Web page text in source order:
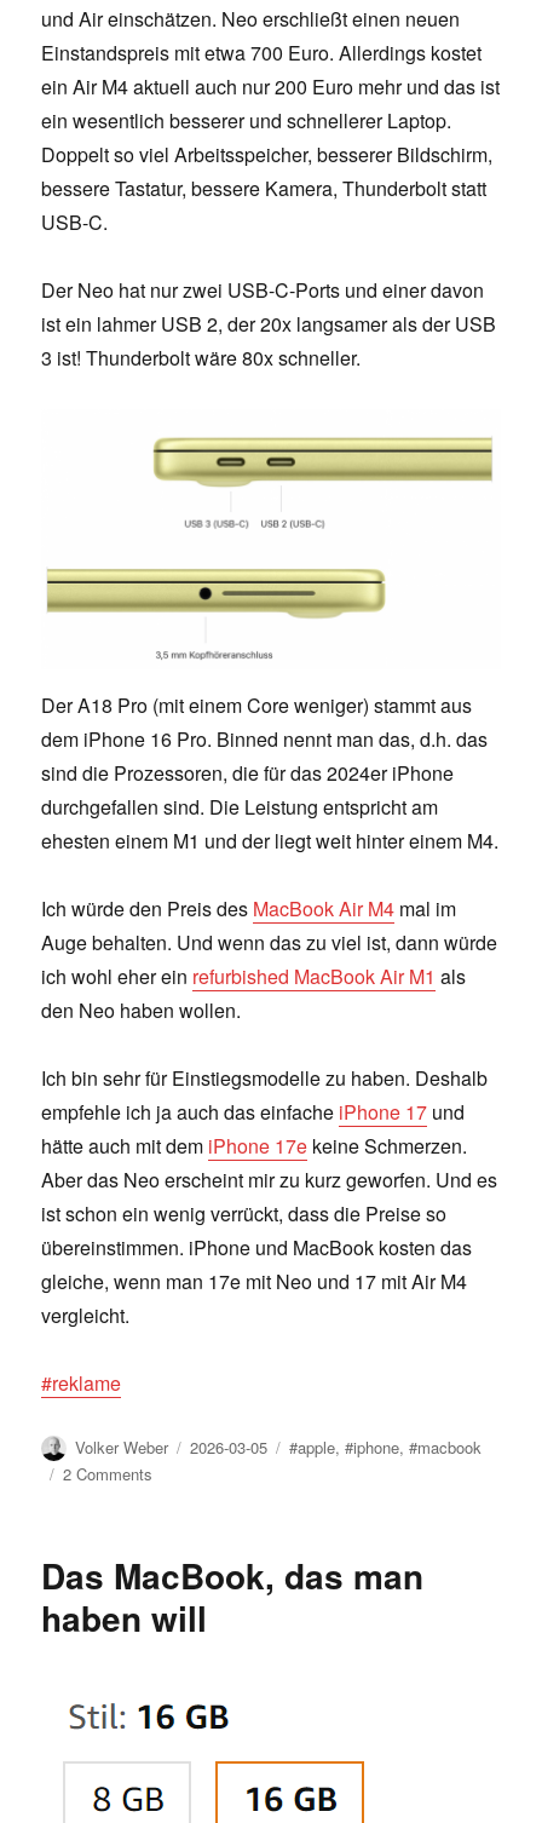
und Air einschätzen. Neo erschließt einen neuen
Einstandspreis mit etwa 700 Euro. Allerdings kostet
ein Air M4 aktuell auch nur 200 Euro mehr und das ist
ein wesentlich besserer und schnellerer Laptop.
Doppelt so viel Arbeitsspeicher, besserer Bildschirm,
bessere Tastatur, bessere Kamera, Thunderbolt statt
USB-C.
Der Neo hat nur zwei USB-C-Ports und einer davon
ist ein lahmer USB 2, der 20x langsamer als der USB
3 ist! Thunderbolt wäre 80x schneller.
Der A18 Pro (mit einem Core weniger) stammt aus
dem iPhone 16 Pro. Binned nennt man das, d.h. das
sind die Prozessoren, die für das 2024er iPhone
durchgefallen sind. Die Leistung entspricht am
ehesten einem M1 und der liegt weit hinter einem M4.
Ich würde den Preis des MacBook Air M4 mal im
Auge behalten. Und wenn das zu viel ist, dann würde
ich wohl eher ein refurbished MacBook Air M1 als
den Neo haben wollen.
Ich bin sehr für Einstiegsmodelle zu haben. Deshalb
empfehle ich ja auch das einfache iPhone 17 und
hätte auch mit dem iPhone 17e keine Schmerzen.
Aber das Neo erscheint mir zu kurz geworfen. Und es
ist schon ein wenig verrückt, dass die Preise so
übereinstimmen. iPhone und MacBook kosten das
gleiche, wenn man 17e mit Neo und 17 mit Air M4
vergleicht.
#reklame
Author
Volker Weber
Posted
2026-03-05 Tags
#apple,#iphone,#macbook
2 Comments
Das MacBook, das man
haben will